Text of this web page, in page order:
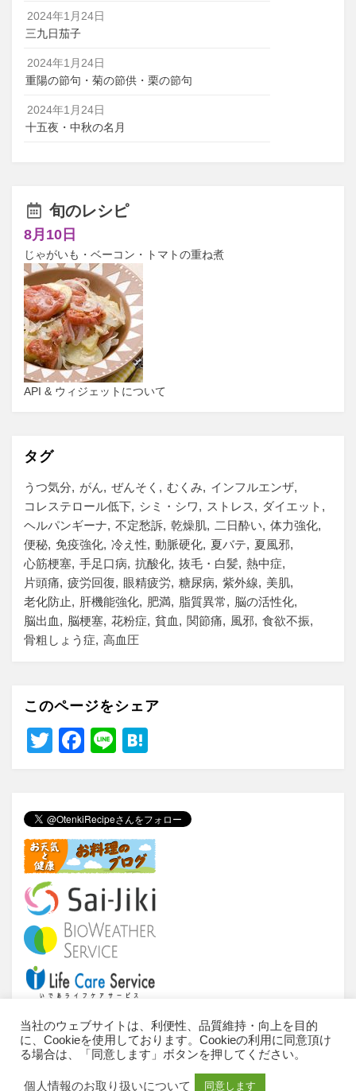
2024年1月24日
三九日茄子
2024年1月24日
重陽の節句・菊の節供・栗の節句
2024年1月24日
十五夜・中秋の名月
旬のレシピ
8月10日
じゃがいも・ベーコン・トマトの重ね煮
API & ウィジェットについて
タグ
うつ気分 がん ぜんそく むくみ
インフルエンザ
コレステロール低下
シミ・シワ ストレス
ダイエット
ヘルパンギーナ
不定愁訴 乾燥肌 二日酔い
体力強化
便秘 免疫強化 冷え性 動脈硬化 夏バテ
夏風邪
心筋梗塞 手足口病 抗酸化 抜毛・白髪 熱中症
片頭痛
疲労回復 眼精疲労 糖尿病 紫外線
美肌
老化防止
肝機能強化 肥満 脂質異常
脳の活性化
脳出血
脳梗塞 花粉症 貧血 関節痛 風邪 食欲不振
骨粗しょう症
高血圧
このページをシェア
T
er
F
e
b
o
o
k
Li
n
a
当サイトについて ご利用条件
推奨環境
個人情報のお取扱いについて
お問い合わせ
当社のウェブサイトは、利便性、品質維持・向上を目的
に、Cookieを使用しております。Cookieの利用に同意頂け
る場合は、「同意します」ボタンを押してください。
個人情報のお取り扱いについて 同意します